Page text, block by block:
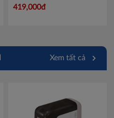
DHA 180ml
419,000đ
Xem tất cả